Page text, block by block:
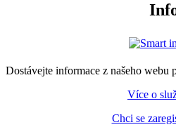
Dostávejte informace z našeho webu
Více o
Chci se